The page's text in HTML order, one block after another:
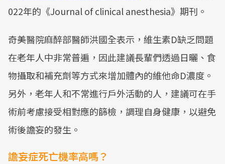
022年的《Journal of clinical anesthesia》期刊。
奇美醫院麻醉部醫師洪國全表示，維生素D缺乏問題
在老年人中非常普遍，因此建議長輩們透過日曬、食
物攝取和補充劑等方式來增加體內的維他命D濃度。
另外，老年人和不常進行戶外活動的人，建議可在手
術前考慮接受相對應的篩檢，調理自身健康，以避免
術後譫妄的發生。
譫妄症死亡機率高嗎？